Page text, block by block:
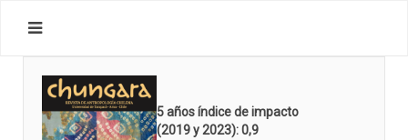
5 años índice de impacto
(2019 y 2023): 0,9